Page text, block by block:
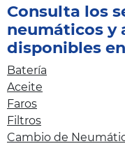
Consulta los
neumáticos y
disponibles
Batería
Aceite
Faros
Filtros
Cambio de